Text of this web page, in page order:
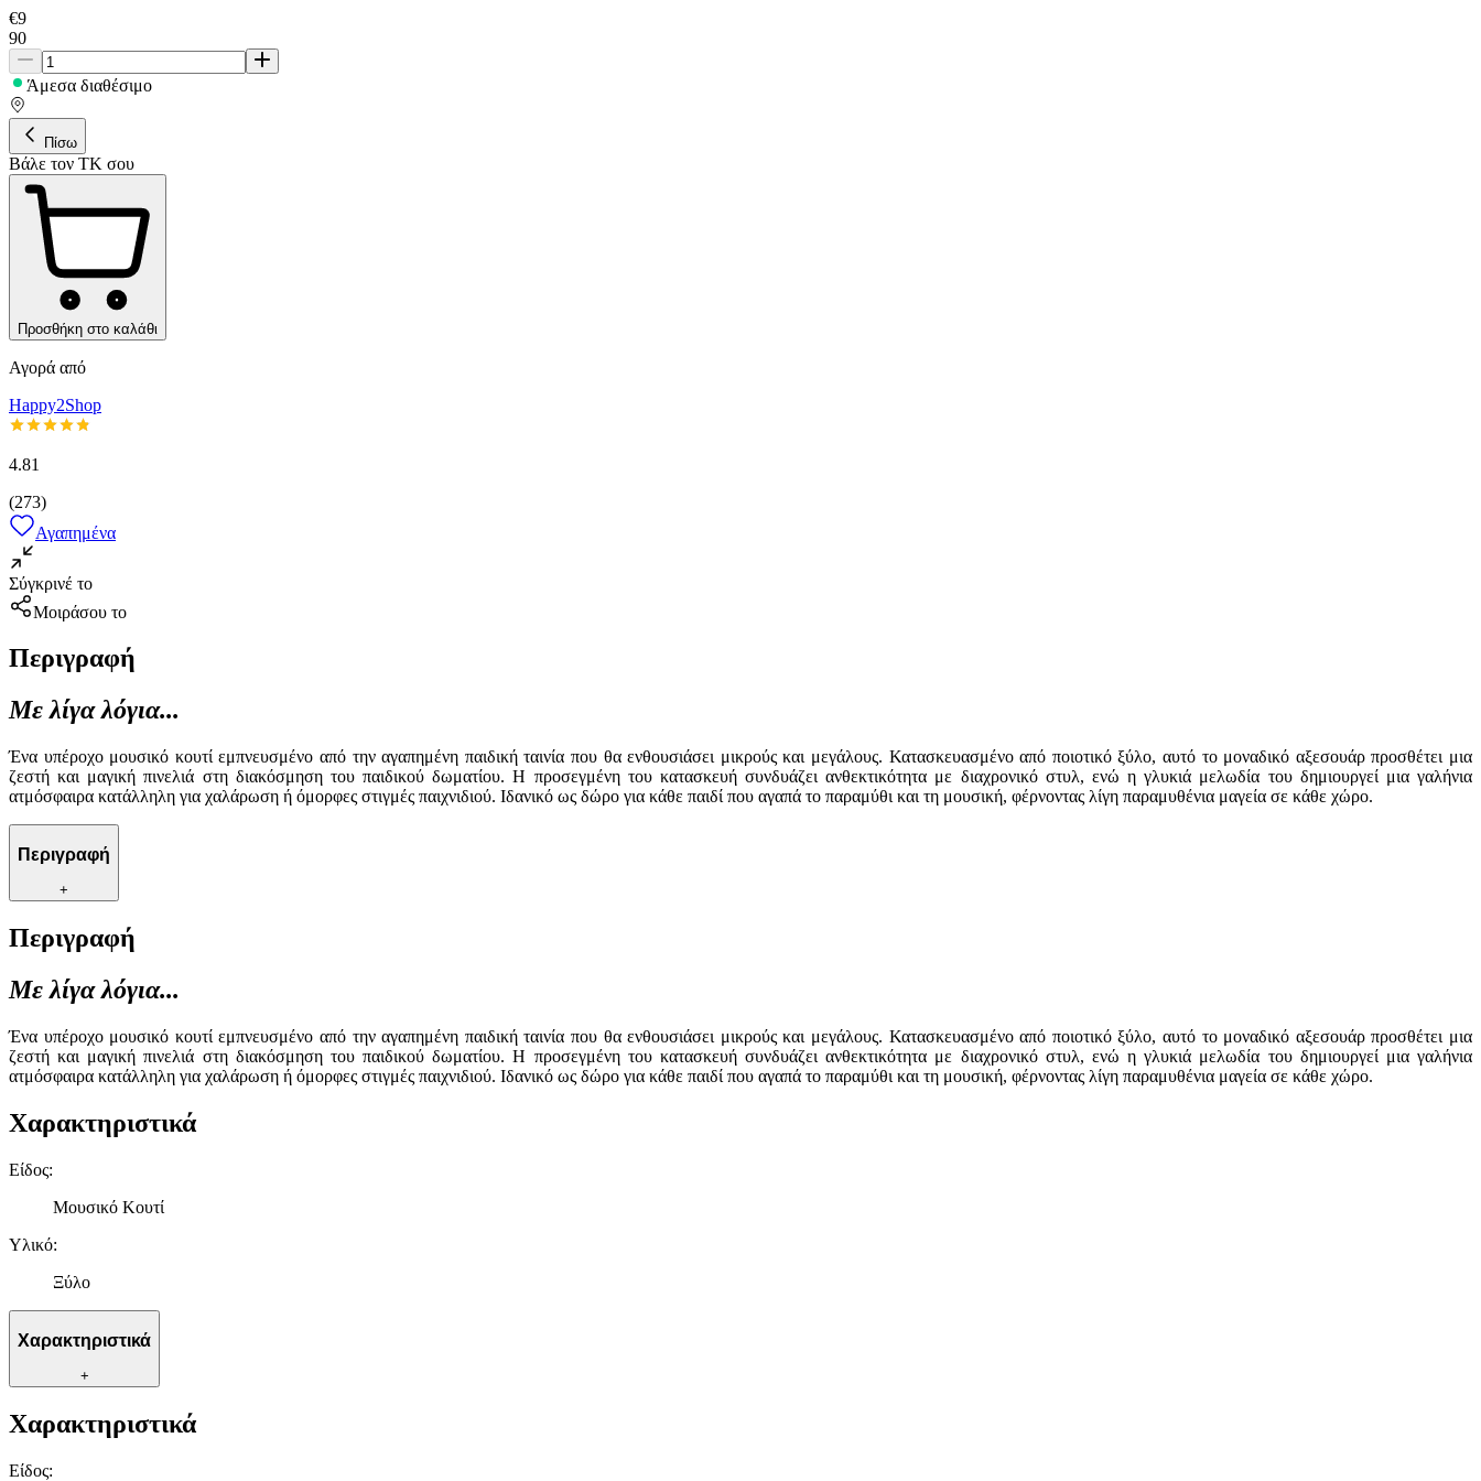
€9
90
Άμεσα διαθέσιμο
Πίσω
Βάλε τον ΤΚ σου
Προσθήκη στο καλάθι
Αγορά από
Happy2Shop
4.81
(273)
Αγαπημένα
Σύγκρινέ το
Μοιράσου το
Περιγραφή
Με λίγα λόγια...
Ένα υπέροχο μουσικό κουτί εμπνευσμένο από την αγαπημένη παιδική ταινία που θα ενθουσιάσει μικρούς και μεγάλους. Κατασκευασμένο από ποιοτικό ξύλο, αυτό το μοναδικό αξεσουάρ προσθέτει μια
ζεστή και μαγική πινελιά στη διακόσμηση του παιδικού δωματίου. Η προσεγμένη του κατασκευή συνδυάζει ανθεκτικότητα με διαχρονικό στυλ, ενώ η γλυκιά μελωδία του δημιουργεί μια γαλήνια
ατμόσφαιρα κατάλληλη για χαλάρωση ή όμορφες στιγμές παιχνιδιού. Ιδανικό ως δώρο για κάθε παιδί που αγαπά το παραμύθι και τη μουσική, φέρνοντας λίγη παραμυθένια μαγεία σε κάθε χώρο.
Περιγραφή
+
Περιγραφή
Με λίγα λόγια...
Ένα υπέροχο μουσικό κουτί εμπνευσμένο από την αγαπημένη παιδική ταινία που θα ενθουσιάσει μικρούς και μεγάλους. Κατασκευασμένο από ποιοτικό ξύλο, αυτό το μοναδικό αξεσουάρ προσθέτει μια
ζεστή και μαγική πινελιά στη διακόσμηση του παιδικού δωματίου. Η προσεγμένη του κατασκευή συνδυάζει ανθεκτικότητα με διαχρονικό στυλ, ενώ η γλυκιά μελωδία του δημιουργεί μια γαλήνια
ατμόσφαιρα κατάλληλη για χαλάρωση ή όμορφες στιγμές παιχνιδιού. Ιδανικό ως δώρο για κάθε παιδί που αγαπά το παραμύθι και τη μουσική, φέρνοντας λίγη παραμυθένια μαγεία σε κάθε χώρο.
Χαρακτηριστικά
Είδος:
Μουσικό Κουτί
Υλικό:
Ξύλο
Χαρακτηριστικά
+
Χαρακτηριστικά
Είδος: